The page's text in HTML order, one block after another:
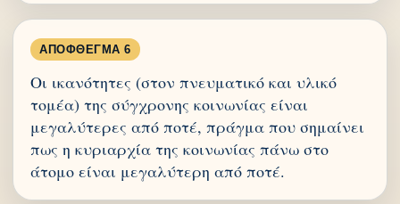
ΑΠΌΦΘΕΓΜΑ 6
Οι ικανότητες (στον πνευματικό και υλικό
τομέα) της σύγχρονης κοινωνίας είναι
μεγαλύτερες από ποτέ, πράγμα που σημαίνει
πως η κυριαρχία της κοινωνίας πάνω στο
άτομο είναι μεγαλύτερη από ποτέ.